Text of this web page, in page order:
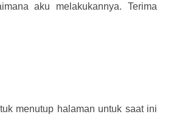
aku melakukannya. Terima
menutup halaman untuk saat ini